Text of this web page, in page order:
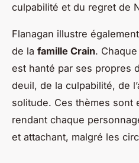
culpabilité et du regret de
Flanagan illustre
de la famille Crain.
est hanté par ses propres
deuil, de la culpabilité, de
solitude. Ces thèmes sont
rendant chaque
et attachant, malgré les